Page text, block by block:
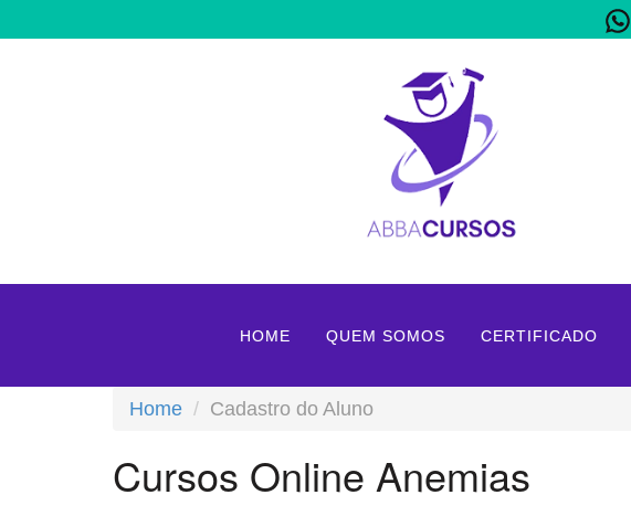
HOME QUEM SOMOS CERTIFICADO
Home Cadastro do Aluno
Cursos Online Anemias